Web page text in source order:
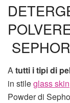
Atutti i tipi di
in stileglass skin
Powder di